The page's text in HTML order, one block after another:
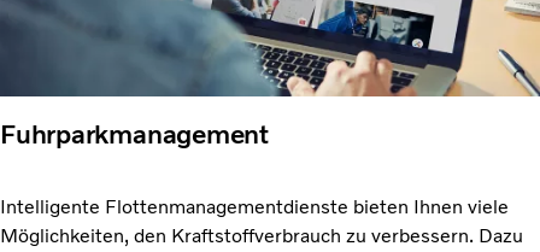
Fuhrparkmanagement
Intelligente Flottenmanagementdienste bieten Ihnen viele
Möglichkeiten, den Kraftstoffverbrauch zu verbessern. Dazu